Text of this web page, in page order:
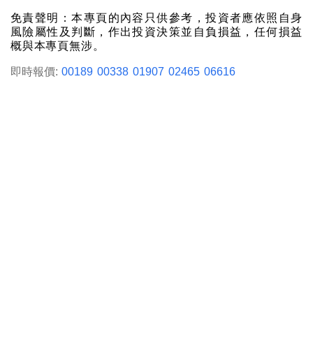
免責聲明：本專頁的內容只供參考，投資者應依照自身
風險屬性及判斷，作出投資決策並自負損益，任何損益
概與本專頁無涉。
即時報價: 00189 00338 01907 02465 06616